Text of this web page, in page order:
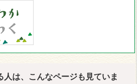
人は、こんなページも見ていま